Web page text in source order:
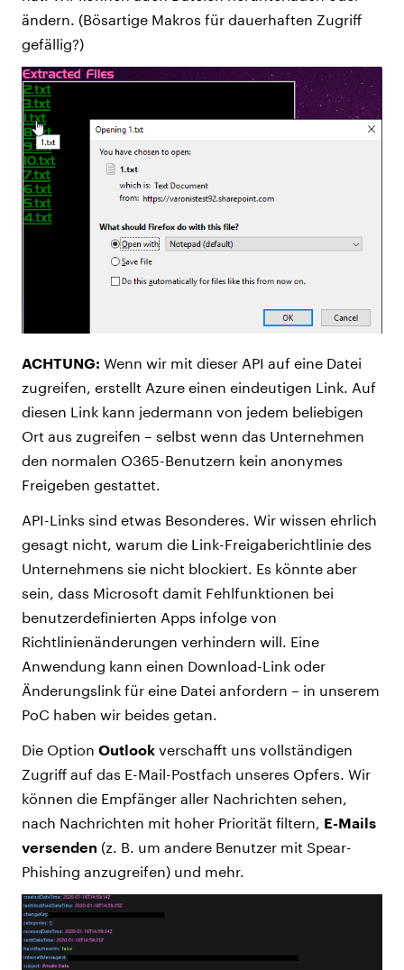
ändern. (Bösartige Makros für dauerhaften Zugriff
gefällig?)
ACHTUNG: Wenn wir mit dieser API auf eine Datei
zugreifen, erstellt Azure einen eindeutigen Link. Auf
diesen Link kann jedermann von jedem beliebigen
Ort aus zugreifen – selbst wenn das Unternehmen
den normalen O365-Benutzern kein anonymes
Freigeben gestattet.
API-Links sind etwas Besonderes. Wir wissen ehrlich
gesagt nicht, warum die Link-Freigaberichtlinie des
Unternehmens sie nicht blockiert. Es könnte aber
sein, dass Microsoft damit Fehlfunktionen bei
benutzerdefinierten Apps infolge von
Richtlinienänderungen verhindern will. Eine
Anwendung kann einen Download-Link oder
Änderungslink für eine Datei anfordern – in unserem
PoC haben wir beides getan.
Die Option Outlook verschafft uns vollständigen
Zugriff auf das E-Mail-Postfach unseres Opfers. Wir
können die Empfänger aller Nachrichten sehen,
nach Nachrichten mit hoher Priorität filtern, E-Mails
versenden (z. B. um andere Benutzer mit Spear-
Phishing anzugreifen) und mehr.